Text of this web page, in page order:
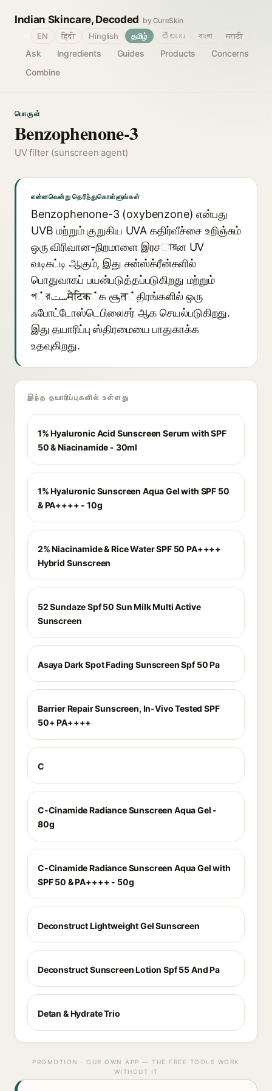
Indian Skincare, Decoded by CureSkin
Ask Ingredients Guides Products
Concerns
Combine
EN हिंदी Hinglish தமிழ் తెలుగు বাংলা मराठी
பொருள்
Benzophenone-3
UV filter (sunscreen agent)
என்னவென்று தெரிந்துகொள்ளுங்கள்
Benzophenone-3 (oxybenzone) என்பது
UVB மற்றும் குறுகிய UVA கதிர்வீச்சை உறிஞ்சும்
ஒரு விரிவான-நிறமாளை இரசায়ன UV
வடிகட்டி ஆகும், இது சன்ஸ்க்ரீன்களில்
பொதுவாகப் பயன்படுத்தப்படுகிறது மற்றும்
প்রستमैटिक்க சூत்திரங்களில் ஒரு
ஃபோட்டோஸ்டெபிலைசர் ஆக செயல்படுகிறது.
இது தயாரிப்பு ஸ்திரமையை பாதுகாக்க
உதவுகிறது.
இந்த தயாரிப்புகளில் உள்ளது
1% Hyaluronic Acid Sunscreen Serum with SPF
50 & Niacinamide - 30ml
1% Hyaluronic Sunscreen Aqua Gel with SPF 50
& PA++++ - 10g
2% Niacinamide & Rice Water SPF 50 PA++++
Hybrid Sunscreen
52 Sundaze Spf 50 Sun Milk Multi Active
Sunscreen
Asaya Dark Spot Fading Sunscreen Spf 50 Pa
Barrier Repair Sunscreen, In-Vivo Tested SPF
50+ PA++++
C
C-Cinamide Radiance Sunscreen Aqua Gel -
80g
C-Cinamide Radiance Sunscreen Aqua Gel with
SPF 50 & PA++++ - 50g
Deconstruct Lightweight Gel Sunscreen
Deconstruct Sunscreen Lotion Spf 55 And Pa
Detan & Hydrate Trio
PROMOTION · OUR OWN APP — THE FREE TOOLS WORK
WITHOUT IT